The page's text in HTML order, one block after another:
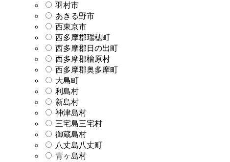
羽村市
あきる野市
西東京市
西多摩郡瑞穂町
西多摩郡日の出町
西多摩郡檜原村
西多摩郡奥多摩町
大島町
利島村
新島村
神津島村
三宅島三宅村
御蔵島村
八丈島八丈町
青ヶ島村